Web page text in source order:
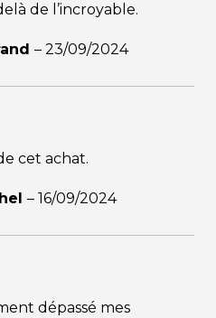
de l’incroyable.
– 23/09/2024
cet achat.
– 16/09/2024
dépassé mes